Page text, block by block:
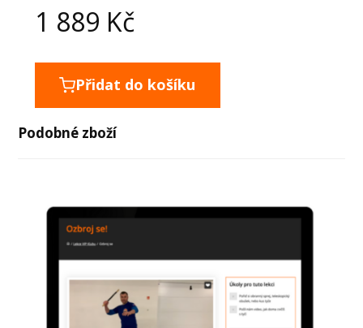
1 889 Kč
Přidat do košíku
Podobné zboží